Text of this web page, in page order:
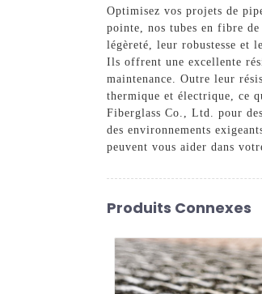
Optimisez vos projets de
pointe, nos tubes en fibre
légèreté, leur robustesse et
Ils offrent une excellente
maintenance. Outre leur
thermique et électrique, ce
Fiberglass Co., Ltd. pour
des environnements
peuvent vous aider dans
Produits Connexes